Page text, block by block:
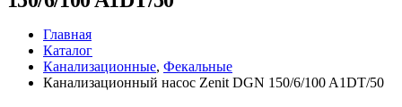
Главная
Каталог
Канализационные, Фекальные
Канализационный насос Zenit DGN 150/6/100 A1DT/50